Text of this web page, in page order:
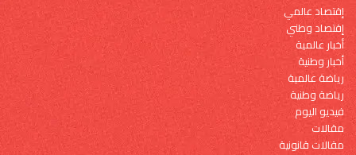
إقتصاد عالمي
إقتصاد وطني
أخبار عالمية
أخبار وطنية
رياضة عالمية
رياضة وطنية
فيديو اليوم
مقالات
مقالات قانونية